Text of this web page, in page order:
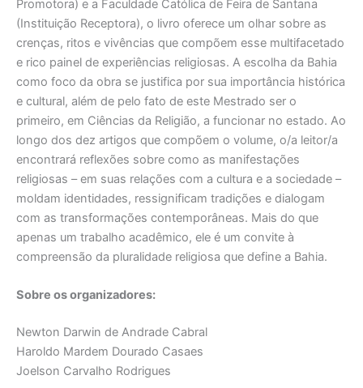
Promotora) e a Faculdade Católica de Feira de Santana
(Instituição Receptora), o livro oferece um olhar sobre as
crenças, ritos e vivências que compõem esse multifacetado
e rico painel de experiências religiosas. A escolha da Bahia
como foco da obra se justifica por sua importância histórica
e cultural, além de pelo fato de este Mestrado ser o
primeiro, em Ciências da Religião, a funcionar no estado. Ao
longo dos dez artigos que compõem o volume, o/a leitor/a
encontrará reflexões sobre como as manifestações
religiosas – em suas relações com a cultura e a sociedade –
moldam identidades, ressignificam tradições e dialogam
com as transformações contemporâneas. Mais do que
apenas um trabalho acadêmico, ele é um convite à
compreensão da pluralidade religiosa que define a Bahia.
Sobre os organizadores:
Newton Darwin de Andrade Cabral
Haroldo Mardem Dourado Casaes
Joelson Carvalho Rodrigues